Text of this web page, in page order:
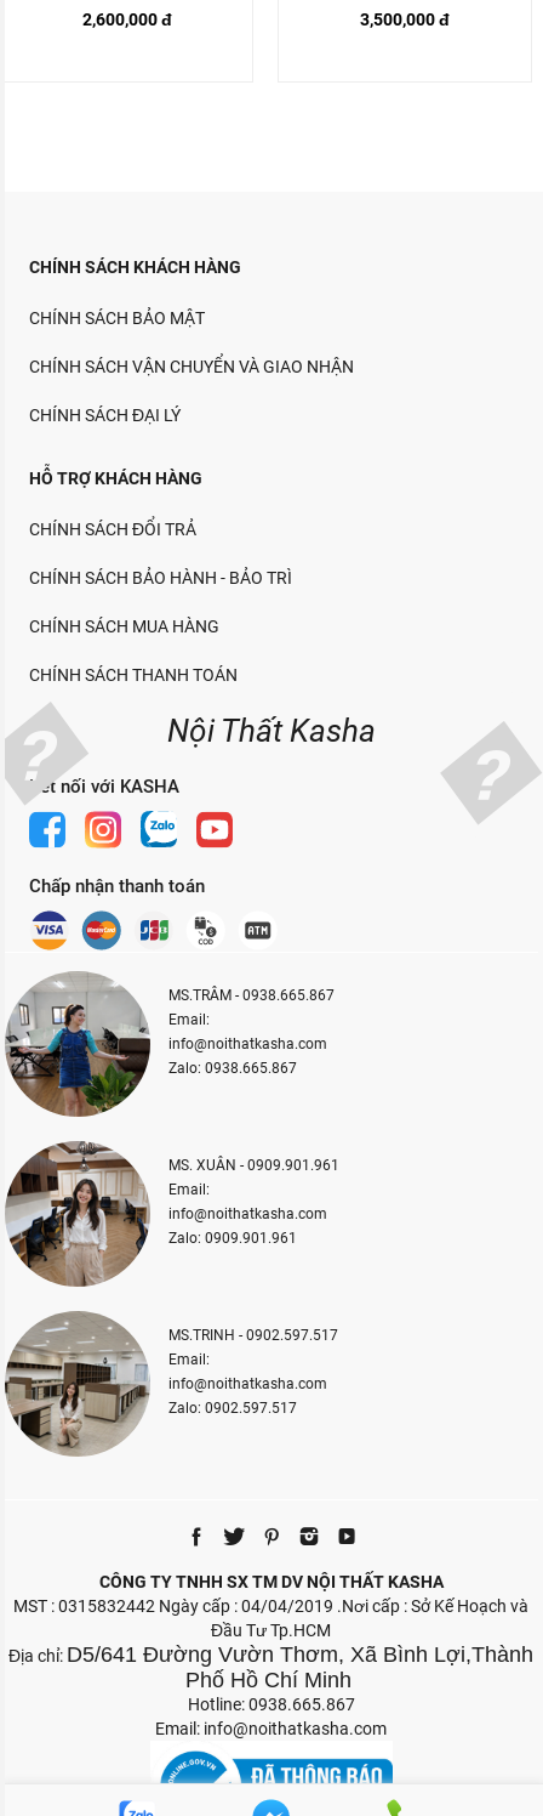
2,600,000 đ 3,500,000 đ
CHÍNH SÁCH KHÁCH HÀNG
CHÍNH SÁCH BẢO MẬT
CHÍNH SÁCH VẬN CHUYỂN VÀ GIAO NHẬN
CHÍNH SÁCH ĐẠI LÝ
HỖ TRỢ KHÁCH HÀNG
CHÍNH SÁCH ĐỔI TRẢ
CHÍNH SÁCH BẢO HÀNH - BẢO TRÌ
CHÍNH SÁCH MUA HÀNG
CHÍNH SÁCH THANH TOÁN
Nội Thất Kasha
Kết nối với KASHA
Chấp nhận thanh toán
MS.TRÂM - 0938.665.867
Email:
info@noithatkasha.com
Zalo: 0938.665.867
MS. XUÂN - 0909.901.961
Email:
info@noithatkasha.com
Zalo: 0909.901.961
MS.TRINH - 0902.597.517
Email:
info@noithatkasha.com
Zalo: 0902.597.517
CÔNG TY TNHH SX TM DV NỘI THẤT KASHA
MST : 0315832442 Ngày cấp : 04/04/2019 .Nơi cấp : Sở Kế Hoạch và
Đầu Tư Tp.HCM
Địa chỉ: D5/641 Đường Vườn Thơm, Xã Bình Lợi,Thành
Phố Hồ Chí Minh
Hotline: 0938.665.867
Email: info@noithatkasha.com